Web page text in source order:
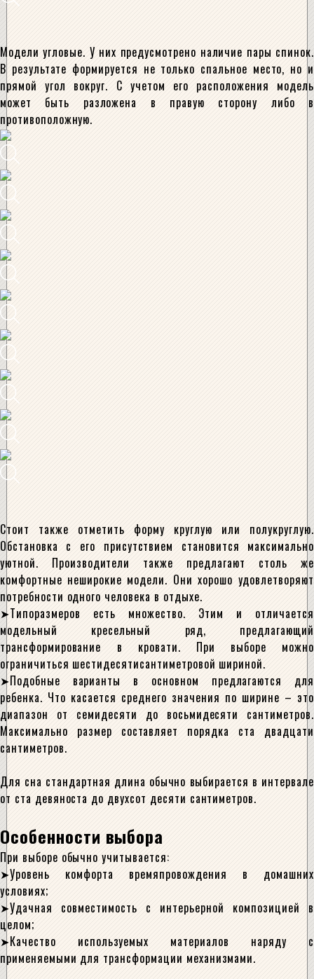
Модели угловые. У них предусмотрено наличие пары спинок.
В результате формируется не только спальное место, но и
прямой угол вокруг. С учетом его расположения модель
может быть разложена в правую сторону либо в
противоположную.
Стоит также отметить форму круглую или полукруглую.
Обстановка с его присутствием становится максимально
уютной. Производители также предлагают столь же
комфортные неширокие модели. Они хорошо удовлетворяют
потребности одного человека в отдыхе.
Типоразмеров есть множество. Этим и отличается
модельный кресельный ряд, предлагающий
трансформирование в кровати. При выборе можно
ограничиться шестидесятисантиметровой шириной.
Подобные варианты в основном предлагаются для
ребенка. Что касается среднего значения по ширине – это
диапазон от семидесяти до восьмидесяти сантиметров.
Максимально размер составляет порядка ста двадцати
сантиметров.
Для сна стандартная длина обычно выбирается в интервале
от ста девяноста до двухсот десяти сантиметров.
Особенности выбора
При выборе обычно учитывается:
Уровень комфорта времяпровождения в домашних
условиях;
Удачная совместимость с интерьерной композицией в
целом;
Качество используемых материалов наряду с
применяемыми для трансформации механизмами.